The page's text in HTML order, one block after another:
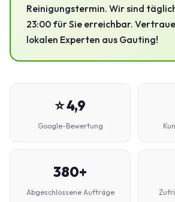
Reinigungstermin. Wir sind
23:00 für Sie erreichbar.
lokalen Experten aus Gauting!
⭐ 4,9
Google-Bewertung
380+
Abgeschlossene Aufträge